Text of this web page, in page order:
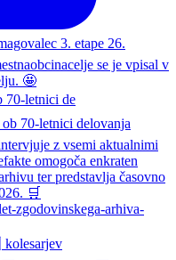
70-letnici de
kolesarjev